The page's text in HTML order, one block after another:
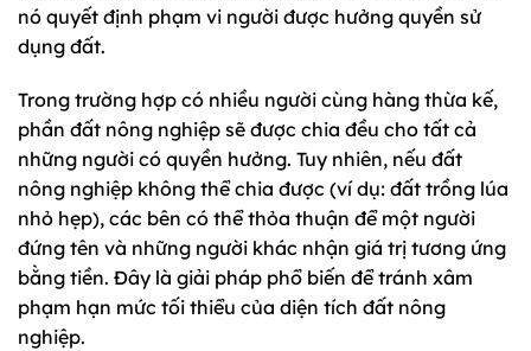
nó quyết định phạm vi người được hưởng quyền sử
dụng đất.
Trong trường hợp có nhiều người cùng hàng thừa kế,
phần đất nông nghiệp sẽ được chia đều cho tất cả
những người có quyền hưởng. Tuy nhiên, nếu đất
nông nghiệp không thể chia được (ví dụ: đất trồng lúa
nhỏ hẹp), các bên có thể thỏa thuận để một người
đứng tên và những người khác nhận giá trị tương ứng
bằng tiền. Đây là giải pháp phổ biến để tránh xâm
phạm hạn mức tối thiểu của diện tích đất nông
nghiệp.